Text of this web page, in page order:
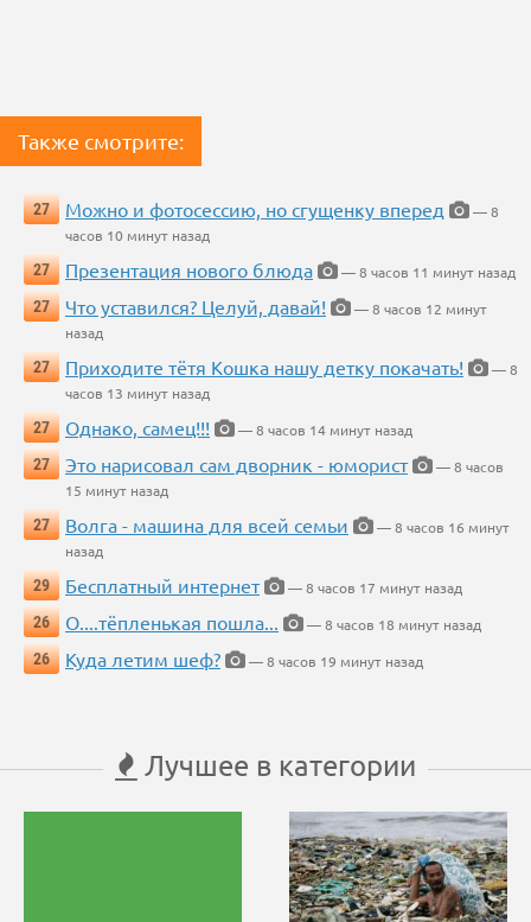
Также смотрите:
27 Можно и фотосессию, но сгущенку вперед
— 8
часов 10 минут назад
27
Презентация нового блюда
— 8 часов 11 минут назад
27
Что уставился? Целуй, давай!
— 8 часов 12 минут
назад
27
Приходите тётя Кошка нашу детку покачать!
— 8
часов 13 минут назад
27
Однако, самец!!!
— 8 часов 14 минут назад
27
Это нарисовал сам дворник - юморист
— 8 часов
15 минут назад
27
Волга - машина для всей семьи
— 8 часов 16 минут
назад
29
Бесплатный интернет
— 8 часов 17 минут назад
26
О....тёпленькая пошла...
— 8 часов 18 минут назад
26
Куда летим шеф? — 8 часов 19 минут назад
Лучшее в категории